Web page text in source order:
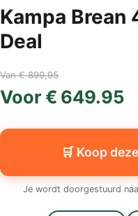
Kampa Brean
Deal
Van € 899,95
Voor € 649.95
🛒 Koop
Je wordt doorgestuurd